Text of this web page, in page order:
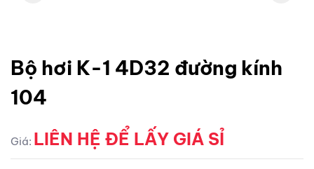
Bộ hơi K-1 4D32 đường kính
104
Giá: LIÊN HỆ ĐỂ LẤY GIÁ SỈ